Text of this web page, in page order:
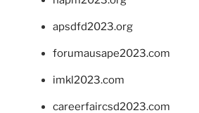
apsdfd2023.org
forumausape2023.com
imkl2023.com
careerfaircsd2023.com